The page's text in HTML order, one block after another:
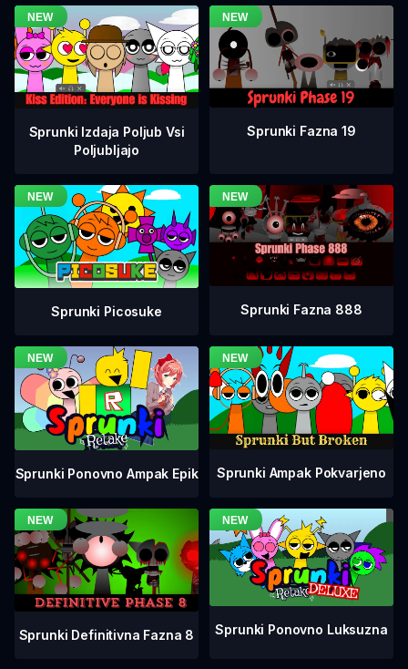
Sprunki Izdaja Poljub Vsi
Poljubljajo
Sprunki Fazna 19
Sprunki Picosuke Sprunki Fazna 888
Sprunki Ponovno Ampak Epik Sprunki Ampak Pokvarjeno
Sprunki Definitivna Fazna 8 Sprunki Ponovno Luksuzna